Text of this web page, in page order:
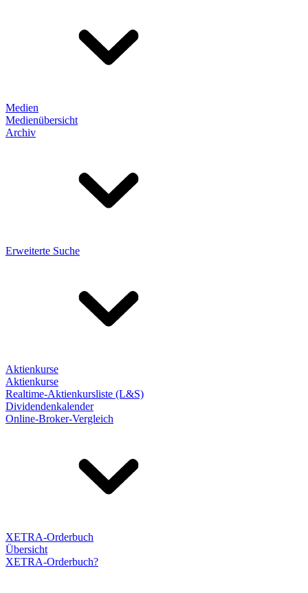
Medien
Medienübersicht
Archiv
Erweiterte Suche
Aktienkurse
Aktienkurse
Realtime-Aktienkursliste (L&S)
Dividendenkalender
Online-Broker-Vergleich
XETRA-Orderbuch
Übersicht
XETRA-Orderbuch?